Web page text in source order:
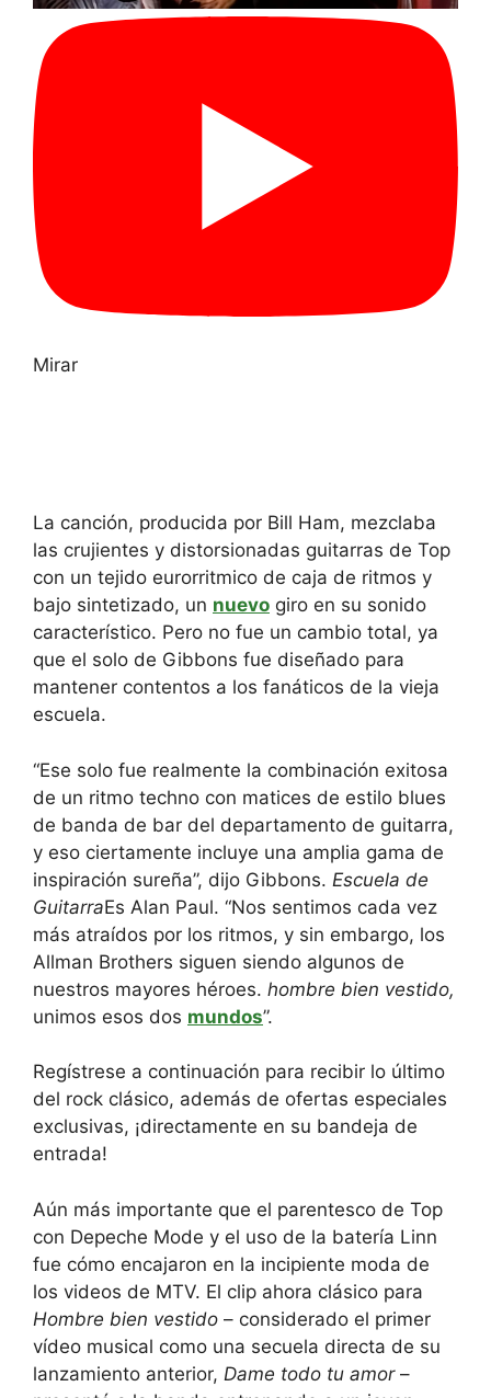
Mirar
La canción, producida por Bill Ham, mezclaba
las crujientes y distorsionadas guitarras de Top
con un tejido eurorritmico de caja de ritmos y
bajo sintetizado, un nuevo giro en su sonido
característico. Pero no fue un cambio total, ya
que el solo de Gibbons fue diseñado para
mantener contentos a los fanáticos de la vieja
escuela.
“Ese solo fue realmente la combinación exitosa
de un ritmo techno con matices de estilo blues
de banda de bar del departamento de guitarra,
y eso ciertamente incluye una amplia gama de
inspiración sureña”, dijo Gibbons. Escuela de
GuitarraEs Alan Paul. “Nos sentimos cada vez
más atraídos por los ritmos, y sin embargo, los
Allman Brothers siguen siendo algunos de
nuestros mayores héroes. hombre bien vestido,
unimos esos dos mundos”.
Regístrese a continuación para recibir lo último
del rock clásico, además de ofertas especiales
exclusivas, ¡directamente en su bandeja de
entrada!
Aún más importante que el parentesco de Top
con Depeche Mode y el uso de la batería Linn
fue cómo encajaron en la incipiente moda de
los videos de MTV. El clip ahora clásico para
Hombre bien vestido – considerado el primer
vídeo musical como una secuela directa de su
lanzamiento anterior, Dame todo tu amor–